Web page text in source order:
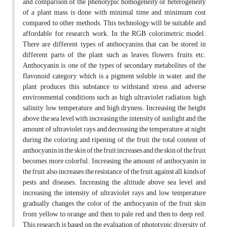
of a plant mass is done with minimal time and minimum cost
compared to other methods. This technology will be suitable and
affordable for research work. In the RGB colorimetric model.
There are different types of anthocyanins that can be stored in
different parts of the plant such as leaves, flowers, fruits, etc.
Anthocyanin is one of the types of secondary metabolites of the
flavonoid category, which is a pigment soluble in water, and the
plant produces this substance to withstand stress and adverse
environmental conditions such as high ultraviolet radiation, high
salinity, low temperature, and high dryness. Increasing the height
above the sea level with increasing the intensity of sunlight and the
amount of ultraviolet rays and decreasing the temperature at night
during the coloring and ripening of the fruit, the total content of
anthocyanin in the skin of the fruit increases and the skin of the fruit
becomes more colorful. Increasing the amount of anthocyanin in
the fruit also increases the resistance of the fruit against all kinds of
pests and diseases. Increasing the altitude above sea level and
increasing the intensity of ultraviolet rays and low temperature
gradually changes the color of the anthocyanin of the fruit skin
from yellow to orange and then to pale red and then to deep red.